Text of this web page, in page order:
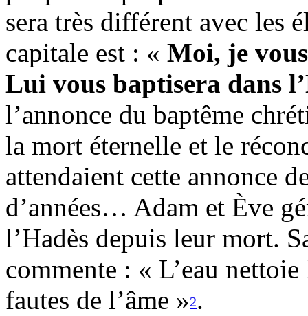
sera très différent avec les
capitale est : « Moi, je
Lui vous baptisera dans
l’annonce du baptême
la mort éternelle et le
attendaient cette annonce
d’années… Adam et Ève
l’Hadès depuis leur mort.
commente : « L’eau
fautes de l’âme »2.